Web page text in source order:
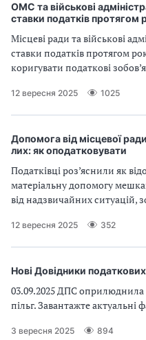
ОМС та військові
ставки податків протягом
Місцеві ради та військові
ставки податків протягом
коригувати податкові
12 вересня 2025 1025
Допомога від місцевої
лих: як оподатковувати
Податківці роз’яснили як
матеріальну допомогу
від надзвичайних ситуацій,
12 вересня 2025 352
Нові Довідники
03.09.2025 ДПС оприлюднила
пільг. Завантажте актуальні
3 вересня 2025 894